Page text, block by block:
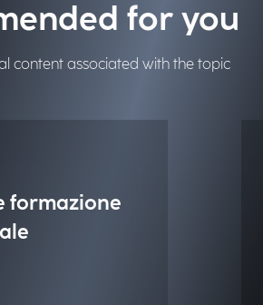
for you
content associated with the topic
formazione